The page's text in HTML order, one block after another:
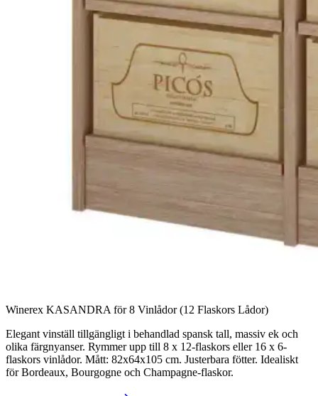
Winerex KASANDRA för 8 Vinlådor (12 Flaskors Lådor)
Elegant vinställ tillgängligt i behandlad spansk tall, massiv ek och
olika färgnyanser. Rymmer upp till 8 x 12-flaskors eller 16 x 6-
flaskors vinlådor. Mått: 82x64x105 cm. Justerbara fötter. Idealiskt
för Bordeaux, Bourgogne och Champagne-flaskor.